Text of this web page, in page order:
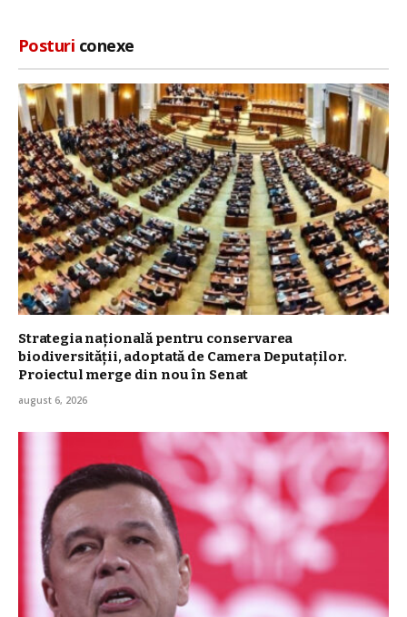
Posturi conexe
Strategia naţională pentru conservarea
biodiversităţii, adoptată de Camera Deputaților.
Proiectul merge din nou în Senat
august 6, 2026